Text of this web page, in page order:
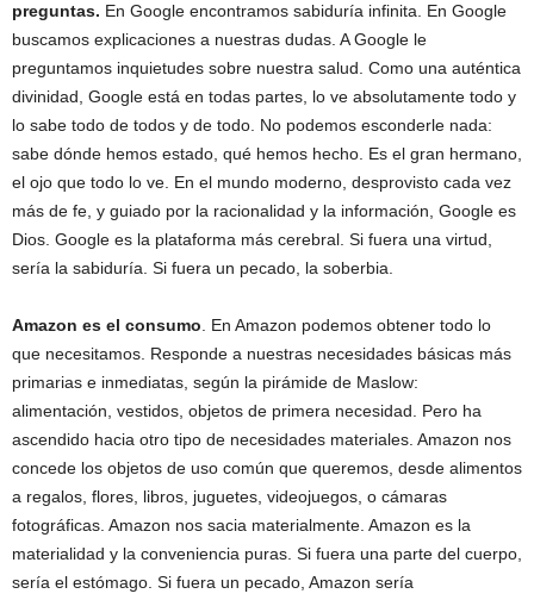
preguntas. En Google encontramos sabiduría infinita. En Google
buscamos explicaciones a nuestras dudas. A Google le
preguntamos inquietudes sobre nuestra salud. Como una auténtica
divinidad, Google está en todas partes, lo ve absolutamente todo y
lo sabe todo de todos y de todo. No podemos esconderle nada:
sabe dónde hemos estado, qué hemos hecho. Es el gran hermano,
el ojo que todo lo ve. En el mundo moderno, desprovisto cada vez
más de fe, y guiado por la racionalidad y la información, Google es
Dios. Google es la plataforma más cerebral. Si fuera una virtud,
sería la sabiduría. Si fuera un pecado, la soberbia.
Amazon es el consumo. En Amazon podemos obtener todo lo
que necesitamos. Responde a nuestras necesidades básicas más
primarias e inmediatas, según la pirámide de Maslow:
alimentación, vestidos, objetos de primera necesidad. Pero ha
ascendido hacia otro tipo de necesidades materiales. Amazon nos
concede los objetos de uso común que queremos, desde alimentos
a regalos, flores, libros, juguetes, videojuegos, o cámaras
fotográficas. Amazon nos sacia materialmente. Amazon es la
materialidad y la conveniencia puras. Si fuera una parte del cuerpo,
sería el estómago. Si fuera un pecado, Amazon sería